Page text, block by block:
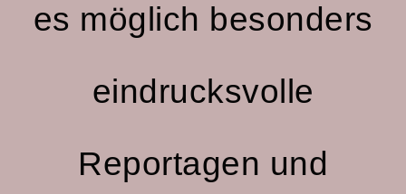
es möglich besonders
eindrucksvolle
Reportagen und